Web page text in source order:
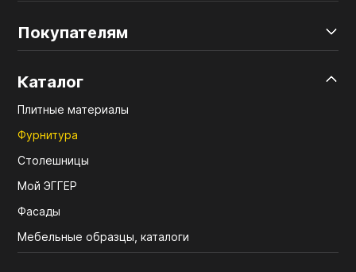
Покупателям
Каталог
Плитные материалы
Фурнитура
Столешницы
Мой ЭГГЕР
Фасады
Мебельные образцы, каталоги